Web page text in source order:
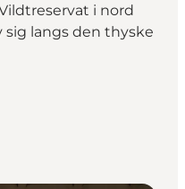
i nord
langs den thyske
Thy on_map